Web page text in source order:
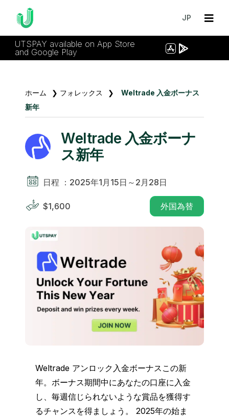
JP
UTSPAY available on App Store
and Google Play
ホーム ❯ フォレックス ❯
Weltrade 入金ボーナス
新年
Weltrade 入金ボーナ
ス新年
日程 ：2025年1月15日～2月28日
$1,600 外国為替
Weltrade アンロック入金ボーナスこの新
年。ボーナス期間中にあなたの口座に入金
し、毎週信じられないような賞品を獲得す
るチャンスを得ましょう。 2025年の始ま